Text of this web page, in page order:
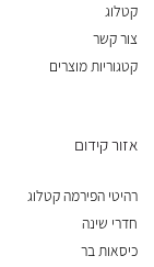
קטלוג
צור קשר
קטגוריות מוצרים
אזור קידום
רהיטי הפירמה קטלוג
חדרי שינה
כיסאות בר